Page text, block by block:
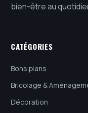
bien-être au
CATÉGORIES
Bons plans
Bricolage &
Décoration